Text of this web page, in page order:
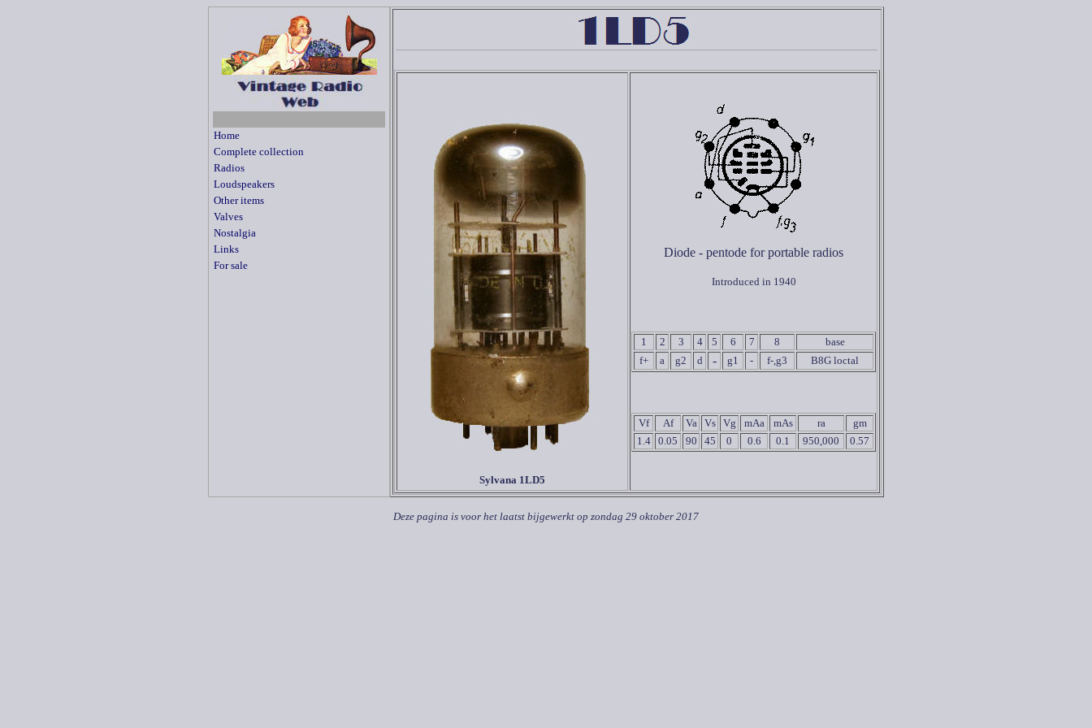
Home
Complete collection
Radios
Loudspeakers
Other items
Valves
Nostalgia
Links
For sale
Sylvana 1LD5
Diode - pentode for portable radios
Introduced in 1940
1 2 3 4 5 6 7 8
base
f+
a g2 d - g1 - f-,g3 B8G loctal
Vf Af Va Vs Vg mAa mAs ra
gm
1.4
0.05 90 45 0 0.6 0.1 950,000 0.57
Deze pagina is voor het laatst bijgewerkt op zondag 29 oktober 2017